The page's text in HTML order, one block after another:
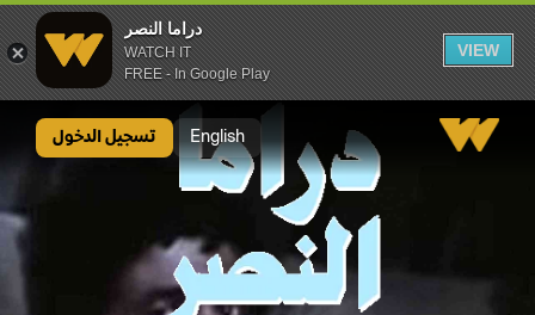
دراما النصر
WATCH IT
FREE - In Google Play
VIEW
English تسجيل الدخول